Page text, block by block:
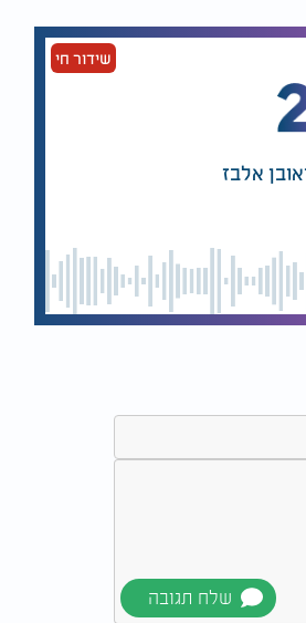
לו את הביטחון העצמי
הגיעו עם השיר נורה. זה
גיאת השמיע את השיר
קליט ומרגש. עם סרט
המפורסם שמעון פרנס.
"אבא תציל אותי, אני לא
אותו על שולחנו. בבוקר
התיכון, הושמע השיר נורה לא
שידור חי
אלבז